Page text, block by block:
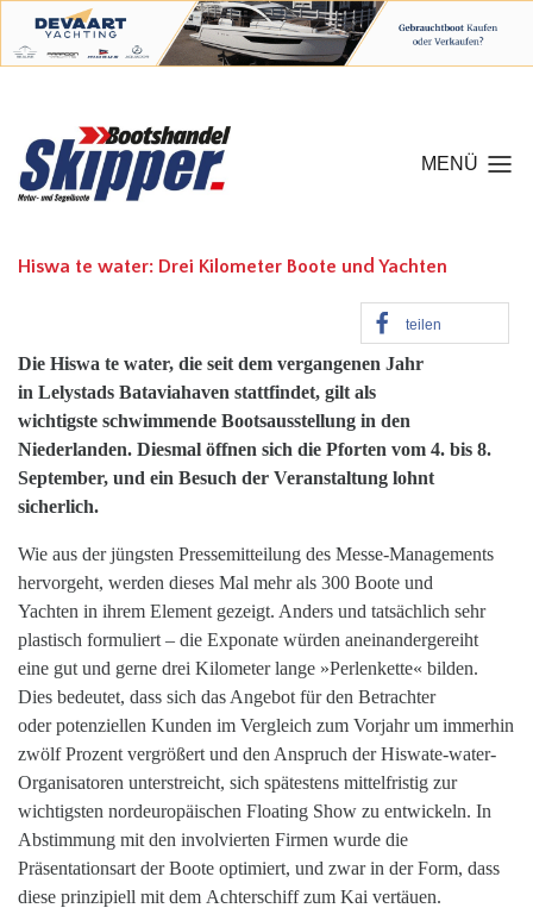
MENÜ
Hiswa te water: Drei Kilometer Boote und Yachten
teilen
Die Hiswa te water, die seit dem vergangenen Jahr
in Lelystads Bataviahaven stattfindet, gilt als
wichtigste schwimmende Bootsausstellung in den
Niederlanden. Diesmal öffnen sich die Pforten vom 4. bis 8.
September, und ein Besuch der Veranstaltung lohnt
sicherlich.
Wie aus der jüngsten Pressemitteilung des Messe-Managements
hervorgeht, werden dieses Mal mehr als 300 Boote und
Yachten in ihrem Element gezeigt. Anders und tatsächlich sehr
plastisch formuliert – die Exponate würden aneinandergereiht
eine gut und gerne drei Kilometer lange »Perlenkette« bilden.
Dies bedeutet, dass sich das Angebot für den Betrachter
oder potenziellen Kunden im Vergleich zum Vorjahr um immerhin
zwölf Prozent vergrößert und den Anspruch der Hiswate-water-
Organisatoren unterstreicht, sich spätestens mittelfristig zur
wichtigsten nordeuropäischen Floating Show zu entwickeln. In
Abstimmung mit den involvierten Firmen wurde die
Präsentationsart der Boote optimiert, und zwar in der Form, dass
diese prinzipiell mit dem Achterschiff zum Kai vertäuen.